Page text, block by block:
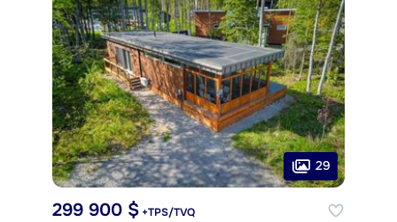
29
299 900 $ +TPS/TVQ